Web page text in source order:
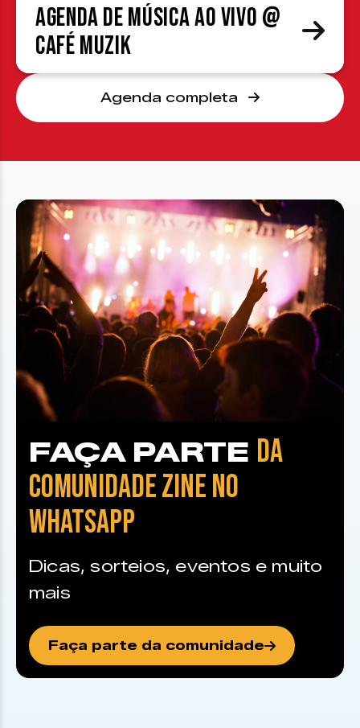
Agenda de Música ao Vivo @
Café Muzik
Agenda completa
FAÇA PARTE DA
COMUNIDADE ZINE NO
WHATSAPP
Dicas, sorteios, eventos e muito
mais
Faça parte da comunidade